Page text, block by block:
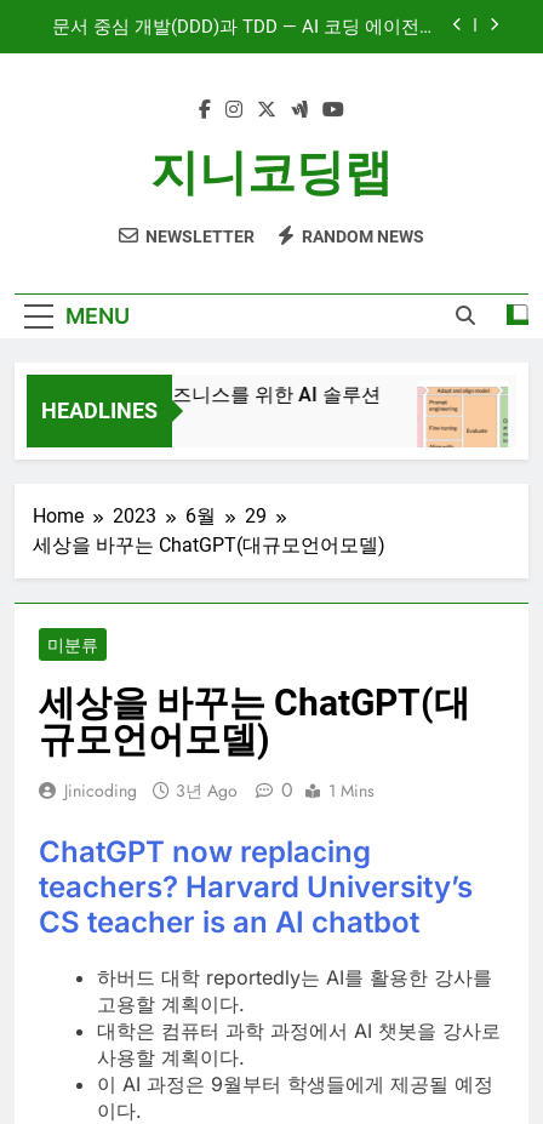
문서 중심 개발(DDD)과 TDD — AI 코딩 에이전트
보여주는 시대
혼자서도 10명 팀처럼 개발하기: Claude Code 서
문서 중심 개발(DDD)과 TDD — AI 코딩 에이전트
AI와 함께하는 CMS 이야기
지니코딩랩
NEWSLETTER RANDOM NEWS
MENU
HEADLINES
JiniAI – 비즈니스를 위한 AI 솔루션
Home 2023 6월
29
세상을 바꾸는 ChatGPT(대규모언어모델)
미분류
세상을 바꾸는 ChatGPT(대
규모언어모델)
Jinicoding 3년 Ago 0 1 Mins
ChatGPT now replacing
teachers? Harvard University’s
CS teacher is an AI chatbot
하버드 대학 reportedly는 AI를 활용한 강사를
고용할 계획이다.
대학은 컴퓨터 과학 과정에서 AI 챗봇을 강사로
사용할 계획이다.
이 AI 과정은 9월부터 학생들에게 제공될 예정
이다.